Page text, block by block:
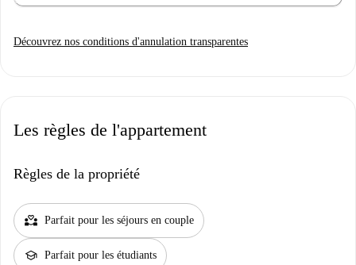
Découvrez nos conditions d'annulation transparentes
Les règles de l'appartement
Règles de la propriété
partner_heart Parfait pour les séjours en couple
school Parfait pour les étudiants